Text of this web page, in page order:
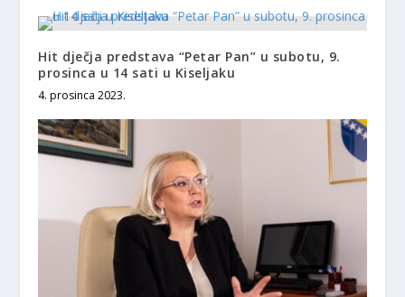
Hit dječja predstava “Petar Pan” u subotu, 9.
prosinca u 14 sati u Kiseljaku
4. prosinca 2023.